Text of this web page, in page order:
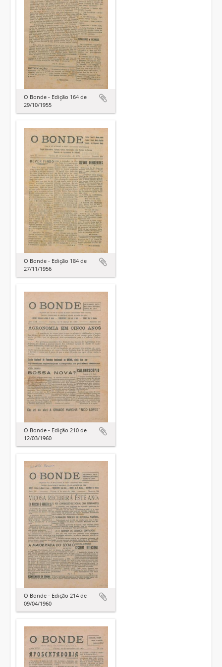
O Bonde - Edição 164 de
29/10/1955
O Bonde - Edição 184 de
27/11/1956
O Bonde - Edição 210 de
12/03/1960
O Bonde - Edição 214 de
09/04/1960